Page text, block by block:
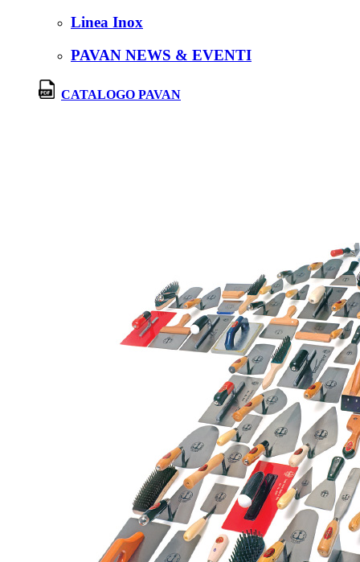
Linea Inox
PAVAN NEWS & EVENTI
CATALOGO PAVAN